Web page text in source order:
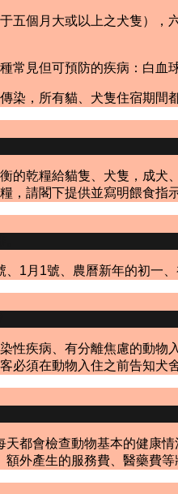
五個月大或以上之犬隻）
常見但可預防的疾病：白血
染，所有貓、犬隻住宿期間
的乾糧給貓隻、犬隻，成犬
，請閣下提供並寫明餵食指示
1月1號、農曆新年的初一
性疾病、有分離焦慮的動物入
必須在動物入住之前告知犬
都會檢查動物基本的健康
外產生的服務費、醫藥費等